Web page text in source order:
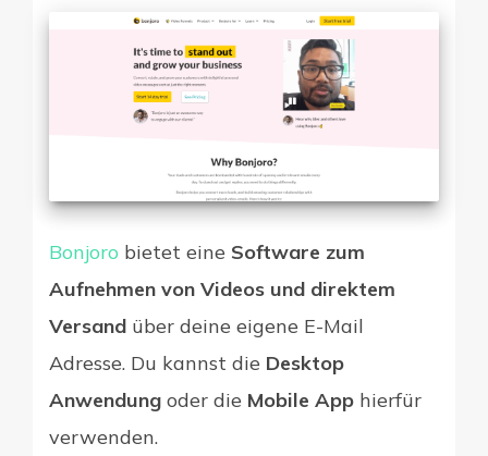
Bonjoro bietet eine Software zum
Aufnehmen von Videos und direktem
Versand über deine eigene E-Mail
Adresse. Du kannst die Desktop
Anwendung oder die Mobile App hierfür
verwenden.